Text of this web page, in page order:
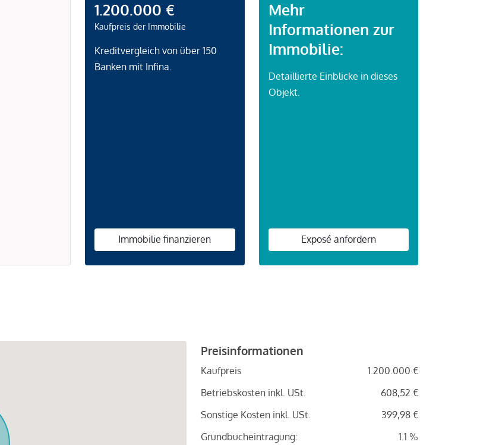
1.200.000 €
Kaufpreis der Immobilie
Kreditvergleich von über 150
Banken mit Infina.
Immobilie finanzieren
Mehr
Informationen zur
Immobilie:
Detaillierte Einblicke in dieses
Objekt.
Exposé anfordern
Preisinformationen
Kaufpreis
1.200.000 €
Betriebskosten inkl. USt.
608,52 €
Sonstige Kosten inkl. USt.
399,98 €
Grundbucheintragung:
1.1 %